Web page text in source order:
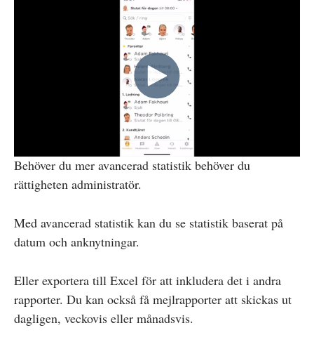
Behöver du mer avancerad statistik behöver du
rättigheten administratör.
Med avancerad statistik kan du se statistik baserat på
datum och anknytningar.
Eller exportera till Excel för att inkludera det i andra
rapporter. Du kan också få mejlrapporter att skickas ut
dagligen, veckovis eller månadsvis.